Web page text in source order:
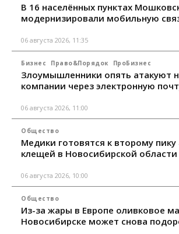
В 16 населённых пунктах
модернизировали мобильную
06 августа 2026, 11:35
Бизнес Право&Порядок ПроБизнес
Злоумышленники опять атакуют
компании через электронную
06 августа 2026, 11:00
Общество
Медики готовятся к второму пику
клещей в Новосибирской области
06 августа 2026, 10:00
Общество
Из-за жары в Европе оливковое
Новосибирске может снова